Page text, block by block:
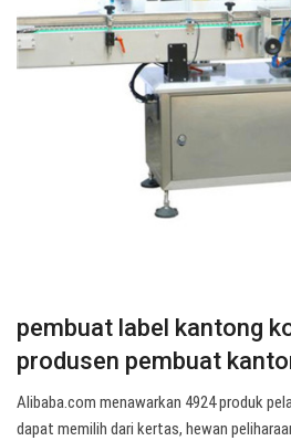
pembuat label kantong
produsen pembuat
Alibaba.com menawarkan 4924 produk
dapat memilih dari kertas, hewan